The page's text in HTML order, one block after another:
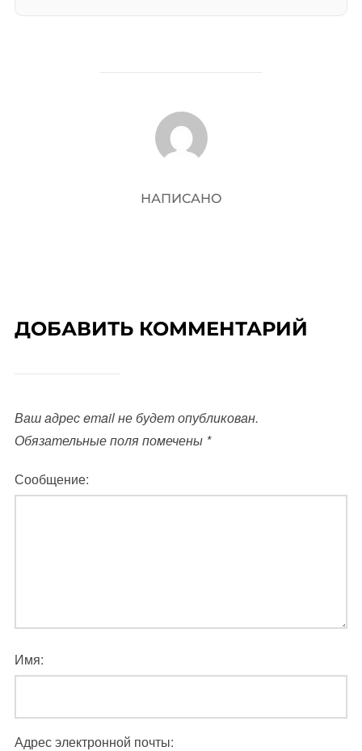
АВТОР ЗАПИСИ
НАПИСАНО
ДОБАВИТЬ КОММЕНТАРИЙ
Ваш адрес email не будет опубликован.
Обязательные поля помечены *
Сообщение:
Имя:
Адрес электронной почты: